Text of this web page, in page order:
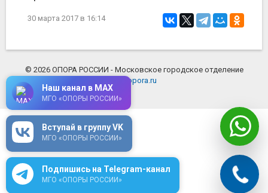
30 марта 2017 в 16:14
© 2026 ОПОРА РОССИИ - Московское городское отделение
mosopora.ru
Подпишись на Telegram-канал
МГО «ОПОРЫ РОССИИ»
Вступай в группу VK
МГО «ОПОРЫ РОССИИ»
Наш канал в MAX
МГО «ОПОРЫ РОССИИ»